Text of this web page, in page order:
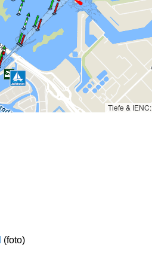
Tiefe & IENC:
(foto)